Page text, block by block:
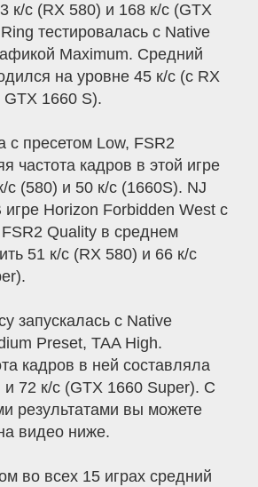
к/с (RX 580) и 168 к/с (GTX
тестировалась с Native
Maximum. Средний
на уровне 45 к/с (с RX
GTX 1660 S).
с пресетом Low, FSR2
частота кадров в этой игре
с (580) и 50 к/с (1660S). NJ
игре Horizon Forbidden West с
Quality в среднем
51 к/с (RX 580) и 66 к/с
запускалась с Native
Preset, TAA High.
кадров в ней составляла
и 72 к/с (GTX 1660 Super). С
результатами вы можете
видео ниже.
во всех 15 играх средний